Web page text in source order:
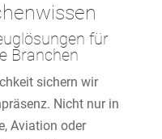
für
Branchen
sichern wir
Nicht nur in
Aviation oder